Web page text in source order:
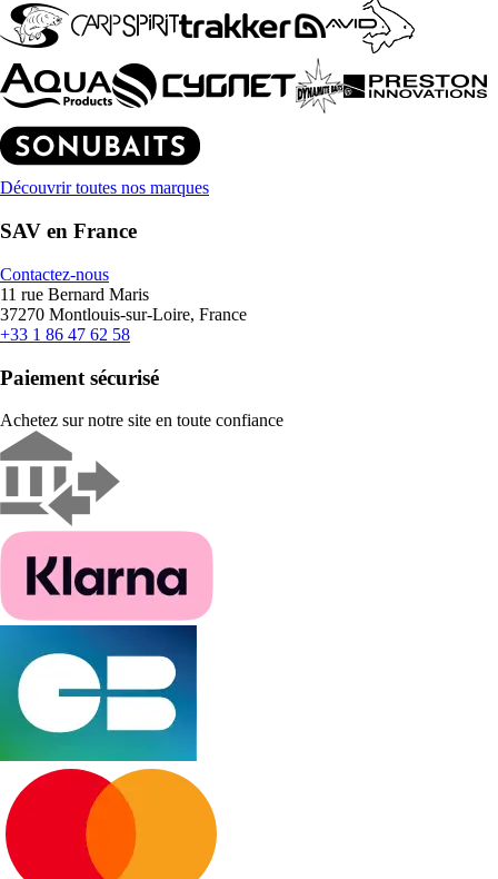
Découvrir toutes nos marques
SAV en France
Contactez-nous
11 rue Bernard Maris
37270 Montlouis-sur-Loire, France
+33 1 86 47 62 58
Paiement sécurisé
Achetez sur notre site en toute confiance